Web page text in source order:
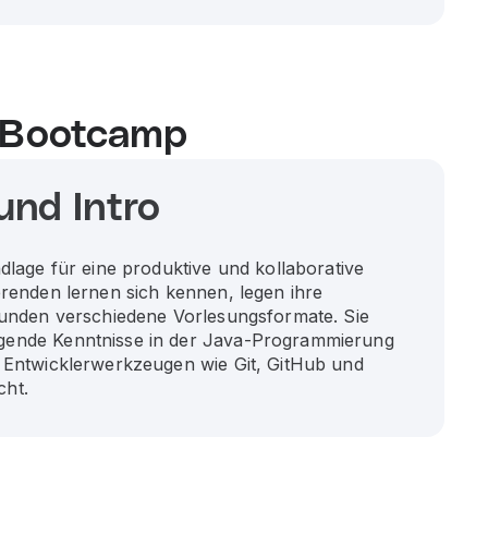
Intro
für eine produktive und kollaborative
lernen sich kennen, legen ihre
verschiedene Vorlesungsformate. Sie
Kenntnisse in der Java-Programmierung
wie Git, GitHub und